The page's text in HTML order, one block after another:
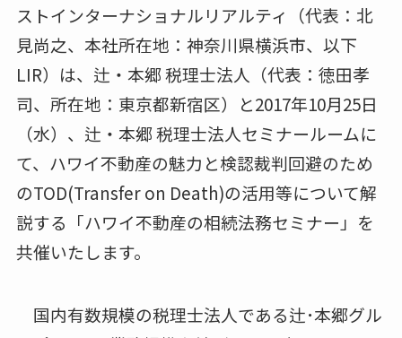
ストインターナショナルリアルティ（代表：北
見尚之、本社所在地：神奈川県横浜市、以下
LIR）は、辻・本郷 税理士法人（代表：徳田孝
司、所在地：東京都新宿区）と2017年10月25日
（水）、辻・本郷 税理士法人セミナールームに
て、ハワイ不動産の魅力と検認裁判回避のため
のTOD(Transfer on Death)の活用等について解
説する「ハワイ不動産の相続法務セミナー」を
共催いたします。
国内有数規模の税理士法人である辻･本郷グル